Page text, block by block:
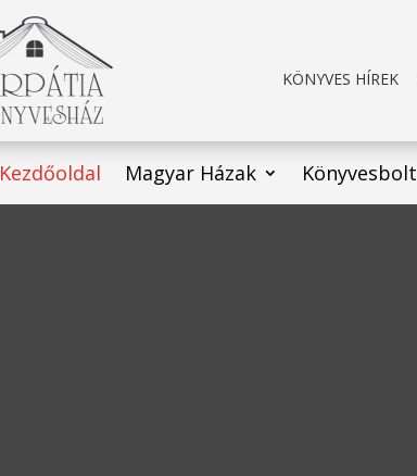
KÖNYVES HÍREK
Kezdőoldal Magyar Házak Könyvesbolt